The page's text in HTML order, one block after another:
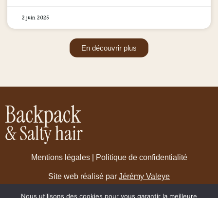
2 juin 2025
En découvrir plus
Backpack
& Salty hair
Mentions légales| Politique de confidentialité
Site web réalisé par Jérémy Valeye
Nous utilisons des cookies pour vous garantir la meilleure